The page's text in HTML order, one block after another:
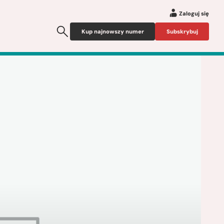
Zaloguj się
Kup najnowszy numer Subskrybuj